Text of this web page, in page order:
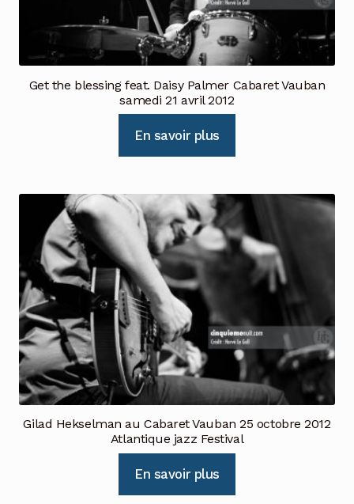
Get the blessing feat. Daisy Palmer Cabaret Vauban
samedi 21 avril 2012
En savoir plus
Gilad Hekselman au Cabaret Vauban 25 octobre 2012
Atlantique jazz Festival
En savoir plus